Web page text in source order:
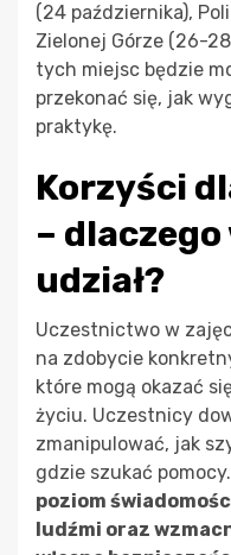
(24 października),
Zielonej Górze (26-
tych miejsc będzie
przekonać się, jak
praktykę.
Korzyści
–
udział?
Uczestnictwo w
na zdobycie
które mogą okazać
życiu. Uczestnicy
zmanipulować, jak
gdzie szukać pomocy.
poziom
ludźmi oraz